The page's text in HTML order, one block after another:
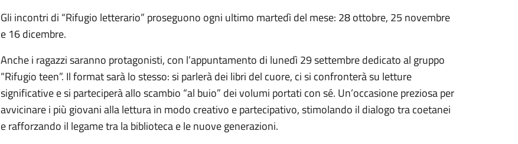
Gli incontri di “Rifugio letterario” proseguono ogni ultimo martedì del mese: 28 ottobre, 25 novembre
e 16 dicembre.
Anche i ragazzi saranno protagonisti, con l’appuntamento di lunedì 29 settembre dedicato al gruppo
“Rifugio teen”. Il format sarà lo stesso: si parlerà dei libri del cuore, ci si confronterà su letture
significative e si parteciperà allo scambio “al buio” dei volumi portati con sé. Un’occasione preziosa per
avvicinare i più giovani alla lettura in modo creativo e partecipativo, stimolando il dialogo tra coetanei
e rafforzando il legame tra la biblioteca e le nuove generazioni.